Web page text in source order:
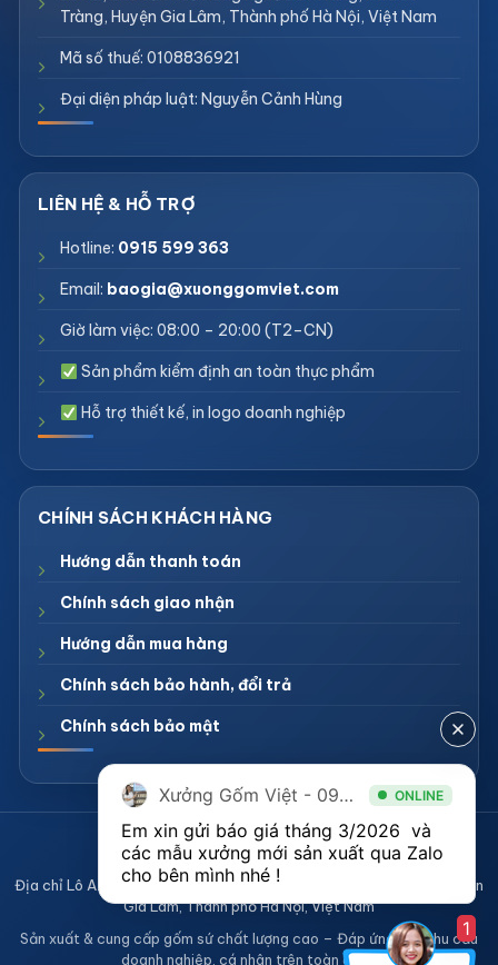
Tràng, Huyện Gia Lâm, Thành phố Hà Nội, Việt Nam
Mã số thuế: 0108836921
Đại diện pháp luật: Nguyễn Cảnh Hùng
Hotline: 0915 599 363
Email: baogia@xuonggomviet.com
Giờ làm việc: 08:00 – 20:00 (T2–CN)
Sản phẩm kiểm định an toàn thực phẩm
Hỗ trợ thiết kế, in logo doanh nghiệp
Hướng dẫn thanh toán
Chính sách giao nhận
Hướng dẫn mua hàng
Chính sách bảo hành, đổi trả
Chính sách bảo mật
CÔNG TY TNHH XƯỞNG GỐM VIỆT
Mã số thuế 0108836921
Địa chỉ Lô A2, Khu sản xuất làng nghề Bát Tràng, Xã Bát Tràng, Huyện
Gia Lâm, Thành phố Hà Nội, Việt Nam
Sản xuất & cung cấp gốm sứ chất lượng cao – Đáp ứng mọi nhu cầu
doanh nghiệp, cá nhân trên toàn quốc
Xưởng Gốm Việt - 094.1900.823 ONLINE
Em xin gửi báo giá tháng 3/2026  và
các mẫu xưởng mới sản xuất qua Zalo
cho bên mình nhé !
1